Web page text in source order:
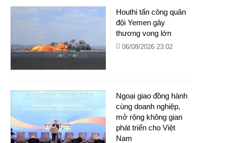
Houthi tấn công quân
đội Yemen gây
thương vong lớn
06/08/2026 23:02
Ngoại giao đồng hành
cùng doanh nghiệp,
mở rộng không gian
phát triển cho Việt
Nam